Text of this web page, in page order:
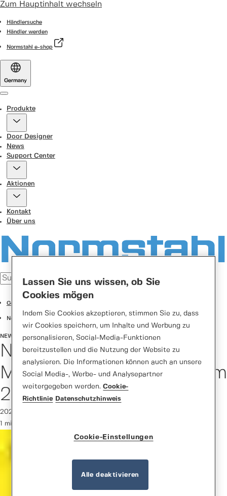
Zum Hauptinhalt wechseln
Händlersuche
Händler werden
Normstahl e-shop
Germany
Produkte
Door Designer
News
Support Center
Aktionen
Kontakt
Über uns
German
News
NEWS Normstahl auf dem Maimarkt in Mannheim vom 27. April bis 7. Mai 2024
Normstahl auf dem
Maimarkt in Mannheim vom
27. April bis 7. Mai 2024
2024-03-27
1 min. Lesedauer
Lassen Sie uns wissen, ob Sie
Cookies mögen
Indem Sie Cookies akzeptieren, stimmen Sie zu, dass
wir Cookies speichern, um Inhalte und Werbung zu
personalisieren, Social-Media-Funktionen
bereitzustellen und die Nutzung der Website zu
analysieren. Die Informationen können auch an unsere
Social Media-, Werbe- und Analysepartner
weitergegeben werden.Cookie-
Richtlinie
Datenschutzhinweis
Cookie-Einstellungen
Alle deaktivieren